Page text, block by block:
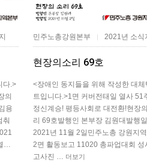
다.>
의
용
춰
…
민주노총강원본부 2021년 소식
현장의소리 69호
<장애인 동지들을 위해 작성한 대체
트입니다.>1면 커버전태일 열사 51
정신계승! 평등사회로 대전환!현장
리 69호발행인 본부장 김원대발행일
2021년 11월 2일민주노총 강원지
2면 활동보고 11020 총파업대회 성
고사진 … 더보기